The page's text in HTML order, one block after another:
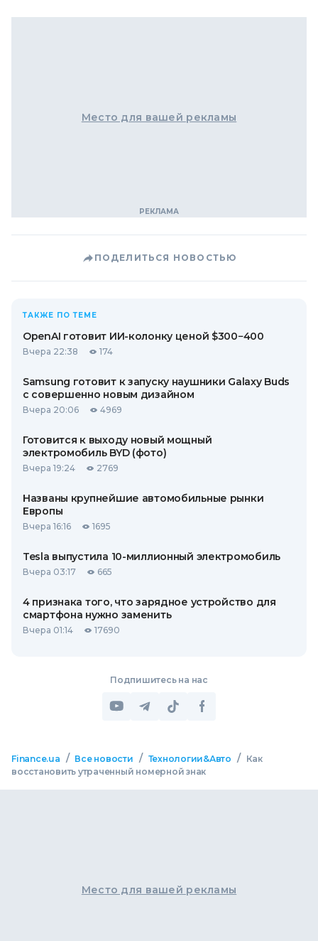
Место для вашей рекламы
ПОДЕЛИТЬСЯ НОВОСТЬЮ
ТАКЖЕ ПО ТЕМЕ
OpenAI готовит ИИ-колонку ценой $300−400
Вчера 22:38 174
Samsung готовит к запуску наушники Galaxy Buds
с совершенно новым дизайном
Вчера 20:06 4969
Готовится к выходу новый мощный
электромобиль BYD (фото)
Вчера 19:24 2769
Названы крупнейшие автомобильные рынки
Европы
Вчера 16:16 1695
Tesla выпустила 10-миллионный электромобиль
Вчера 03:17 665
4 признака того, что зарядное устройство для
смартфона нужно заменить
Вчера 01:14 17690
Подпишитесь на нас
Finance.ua / Все новости / Технологии&Авто /
Как
восстановить утраченный номерной знак
Место для вашей рекламы